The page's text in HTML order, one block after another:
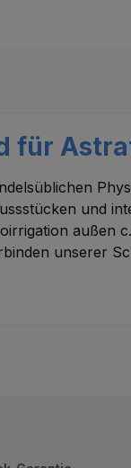
für
und
außen
unserer